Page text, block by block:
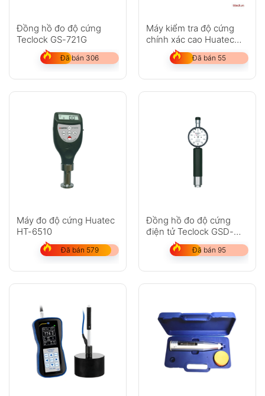
Đồng hồ đo độ cứng
Teclock GS-721G
Đã bán 306
Máy kiểm tra độ cứng
chính xác cao Huatec
RHL160
Đã bán 55
Máy đo độ cứng Huatec
HT-6510
Đã bán 579
Đồng hồ đo độ cứng
điện tử Teclock GSD-
Đã bán 95